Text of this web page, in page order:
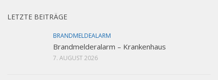
LETZTE BEITRÄGE
BRANDMELDEALARM
Brandmelderalarm – Krankenhaus
7. AUGUST 2026